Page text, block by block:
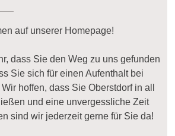
auf unserer Homepage!
dass Sie den Weg zu uns gefunden
Sie sich für einen Aufenthalt bei
hoffen, dass Sie Oberstdorf in all
und eine unvergessliche Zeit
sind wir jederzeit gerne für Sie da!